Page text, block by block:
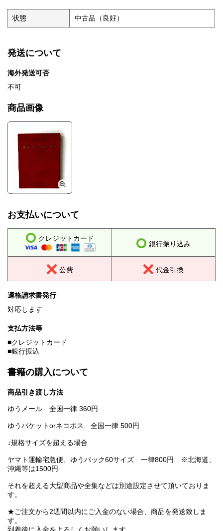
状態 中古品（良好）
発送について
海外発送可否
不可
商品画像
お支払いについて
クレジットカード
銀行振り込み
公費 代金引換
適格請求書発行
対応します
支払方法等
■クレジットカード
■銀行振込
書籍の購入について
商品引き渡し方法
ゆうメール 全国一律 360円
ゆうパケットorネコポス 全国一律 500円
↓規格サイズを超える場合
ヤマト運輸宅急便、ゆうパック60サイズ 一律800円 ※北海道、
沖縄等は1500円
それを超える大型商品や全集などは別途設定させて頂いておりま
す。
★ご注文から2週間以内にご入金のない場合、商品を発送致しま
す。